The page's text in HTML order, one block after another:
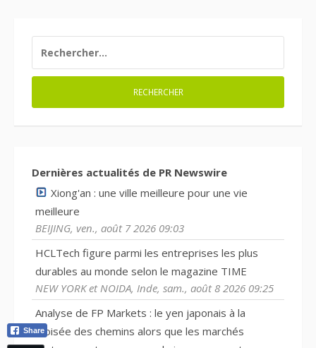
Dernières actualités de PR Newswire
Xiong'an : une ville meilleure pour une vie
meilleure
BEIJING, ven., août 7 2026 09:03
HCLTech figure parmi les entreprises les plus
durables au monde selon le magazine TIME
NEW YORK et NOIDA, Inde, sam., août 8 2026 09:25
Analyse de FP Markets : le yen japonais à la
croisée des chemins alors que les marchés
Share